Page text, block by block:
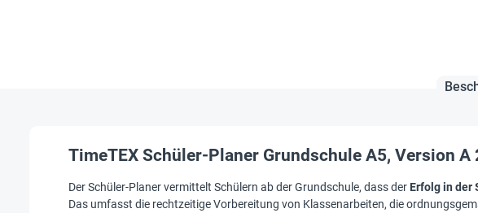
TimeTEX Schüler-Planer Grundschule A5, Version
Der Schüler-Planer vermittelt Schülern ab der Grundschule, dass der Erfolg in der
Das umfasst die rechtzeitige Vorbereitung von Klassenarbeiten, die